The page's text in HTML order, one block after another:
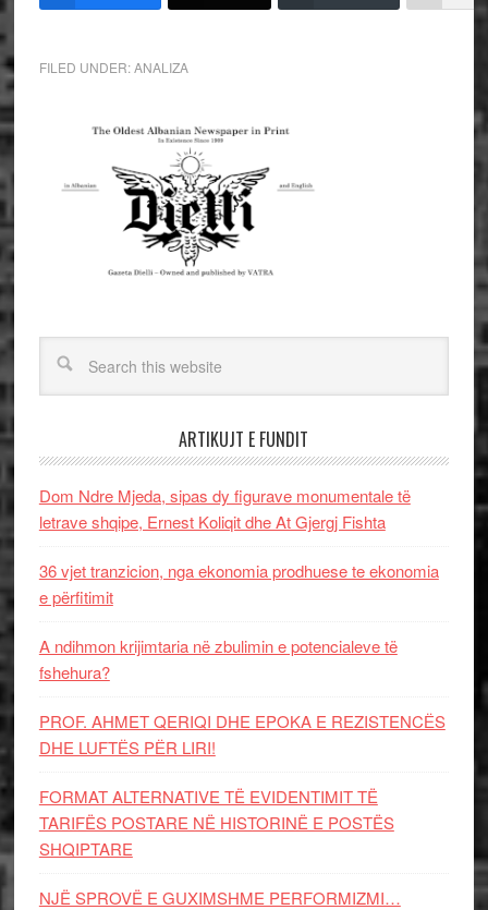
FILED UNDER:ANALIZA
ARTIKUJT E FUNDIT
Dom Ndre Mjeda, sipas dy figurave monumentale të
letrave shqipe, Ernest Koliqit dhe At Gjergj Fishta
36 vjet tranzicion, nga ekonomia prodhuese te ekonomia
e përfitimit
A ndihmon krijimtaria në zbulimin e potencialeve të
fshehura?
PROF. AHMET QERIQI DHE EPOKA E REZISTENCЁS
DHE LUFTЁS PЁR LIRI!
FORMAT ALTERNATIVE TË EVIDENTIMIT TË
TARIFËS POSTARE NË HISTORINË E POSTËS
SHQIPTARE
NJË SPROVË E GUXIMSHME PERFORMIZMI…